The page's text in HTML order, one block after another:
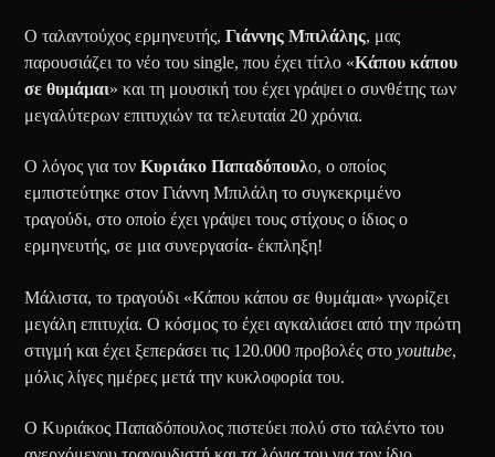
Ο ταλαντούχος ερμηνευτής,Γιάννης Μπιλάλης, μας
παρουσιάζει το νέο του single, που έχει τίτλο «Κάπου κάπου
σε θυμάμαι» και τη μουσική του έχει γράψει ο συνθέτης των
μεγαλύτερων επιτυχιών τα τελευταία 20 χρόνια.
Ο λόγος για τον Κυριάκο Παπαδόπουλο, ο οποίος
εμπιστεύτηκε στον Γιάννη Μπιλάλη το συγκεκριμένο
τραγούδι, στο οποίο έχει γράψει τους στίχους ο ίδιος ο
ερμηνευτής, σε μια συνεργασία- έκπληξη!
Μάλιστα, το τραγούδι «Κάπου κάπου σε θυμάμαι» γνωρίζει
μεγάλη επιτυχία. Ο κόσμος το έχει αγκαλιάσει από την πρώτη
στιγμή και έχει ξεπεράσει τις 120.000 προβολές στοyoutube,
μόλις λίγες ημέρες μετά την κυκλοφορία του.
Ο Κυριάκος Παπαδόπουλος πιστεύει πολύ στο ταλέντο του